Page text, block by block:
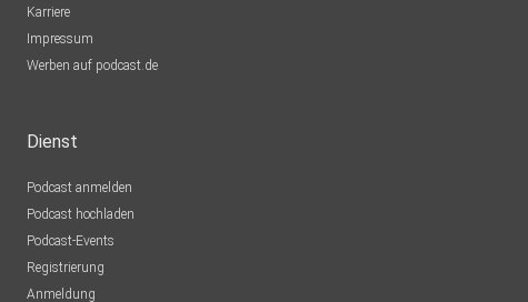
Karriere
Impressum
Werben auf podcast.de
Dienst
Podcast anmelden
Podcast hochladen
Podcast-Events
Registrierung
Anmeldung